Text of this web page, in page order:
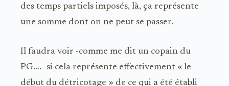
des temps partiels imposés, là, ça représente
une somme dont on ne peut se passer.
Il faudra voir -comme me dit un copain du
PG….- si cela représente effectivement « le
début du détricotage » de ce qui a été établi